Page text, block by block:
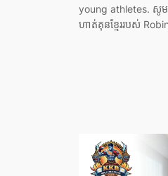
young athletes. សូម
ហាត់គុនខ្មែររបស់